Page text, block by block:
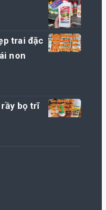
trai đặc
non
bọ trĩ